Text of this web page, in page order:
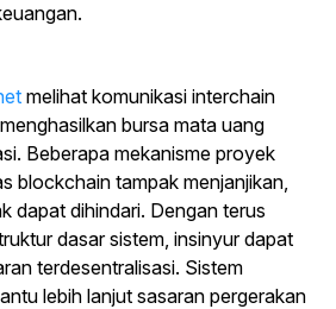
melihat komunikasi interchain
bursa mata uang
Beberapa mekanisme proyek
blockchain tampak menjanjikan,
dapat dihindari. Dengan terus
dasar sistem, insinyur dapat
terdesentralisasi. Sistem
lebih lanjut sasaran pergerakan